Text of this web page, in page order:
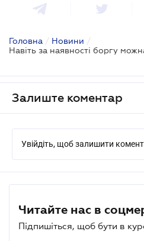
Головна / Новини /
Залиште коментар
Увійдіть, щоб залишити
Читайте нас в
Підпишіться, щоб бути в